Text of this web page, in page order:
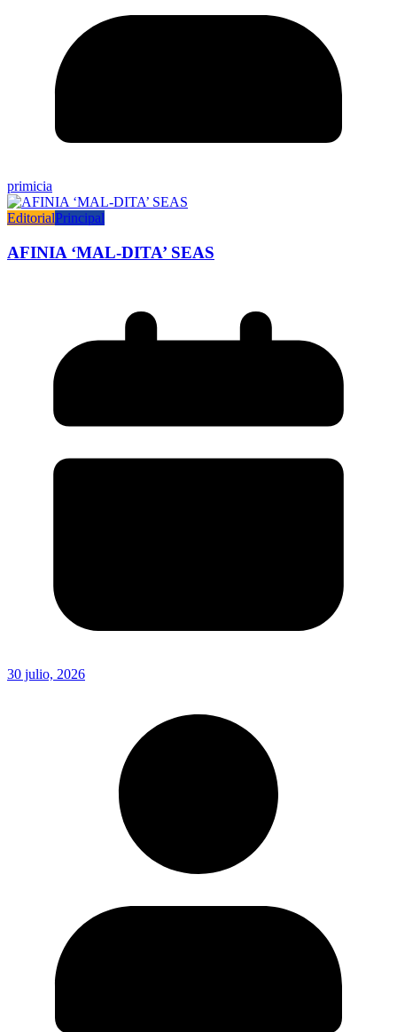
primicia
EditorialPrincipal
AFINIA ‘MAL-DITA’ SEAS
30 julio, 2026